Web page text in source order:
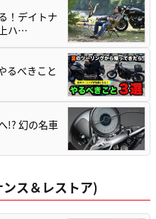
！デイトナ
ハ…
るべきこと
!? 幻の名車
ス＆レストア)